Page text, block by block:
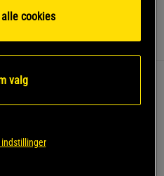
Næringsværdi og ingredienser
fra Better You med vigtige
magnesium, natrium og
cookies
valg
indstillinger